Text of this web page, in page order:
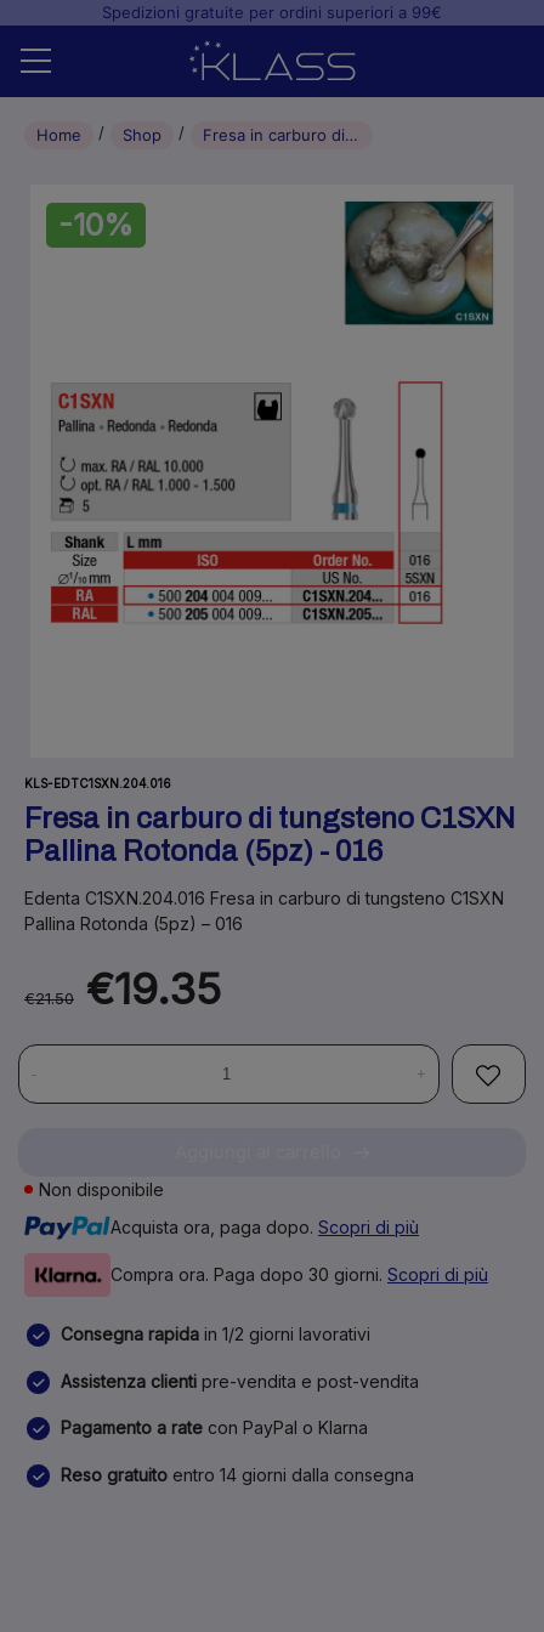
Spedizioni gratuite per ordini superiori a 99€
Home
Studio odontoiatrico
Home Shop Fresa in carburo di tungsteno C1SXN Pallina Rotonda (5pz) – 016
-10%
KLS-EDTC1SXN.204.016
Fresa in carburo di tungsteno C1SXN
Pallina Rotonda (5pz) - 016
Edenta C1SXN.204.016 Fresa in carburo di tungsteno C1SXN
Pallina Rotonda (5pz) – 016
€21.50 €19.35
- +
Non disponibile
Acquista ora, paga dopo. Scopri di più
Compra ora. Paga dopo 30 giorni. Scopri di più
Consegna rapida in 1/2 giorni lavorativi
Assistenza clienti pre-vendita e post-vendita
Pagamento a rate con PayPal o Klarna
Reso gratuito entro 14 giorni dalla consegna